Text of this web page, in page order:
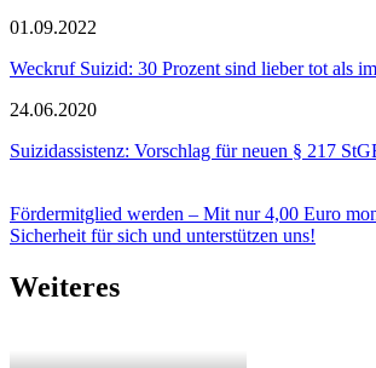
01.09.2022
Weckruf Suizid: 30 Prozent sind lieber tot als
24.06.2020
Suizidassistenz: Vorschlag für neuen § 217
Fördermitglied werden – Mit nur 4,00 Euro
Sicherheit für sich und unterstützen uns!
Weiteres